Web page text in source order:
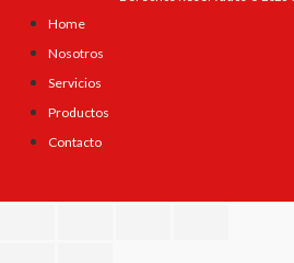
Home
Nosotros
Servicios
Productos
Contacto